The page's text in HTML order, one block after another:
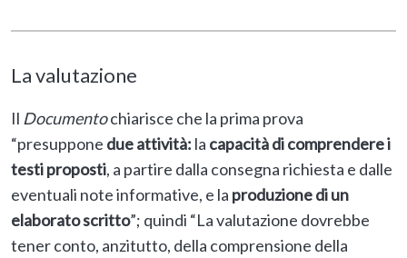
La valutazione
Il Documentochiarisce che la prima prova
“presuppone due attività: la capacità di comprendere i
testi proposti, a partire dalla consegna richiesta e dalle
eventuali note informative, e la produzione di un
elaborato scritto”; quindi “La valutazione dovrebbe
tener conto, anzitutto, della comprensione della